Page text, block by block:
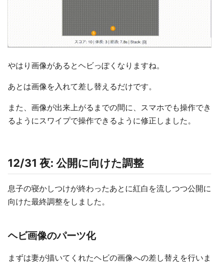
やはり画像があるとヘビっぽくなりますね。
あとは画像を入れて差し替えるだけです。
また、画像が出来上がるまでの間に、スマホでも操作でき
るようにスワイプで操作できるように修正しました。
12/31 夜: 公開に向けた調整
息子の寝かしつけが終わったあとに紅白を流しつつ公開に
向けた最終調整をしました。
ヘビ画像のパーツ化
まずは妻が描いてくれたヘビの画像への差し替えを行いま